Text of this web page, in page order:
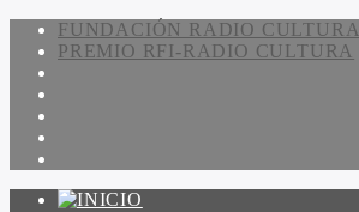
FUNDACIÓN RADIO CULTURA
PREMIO RFI-RADIO CULTURA